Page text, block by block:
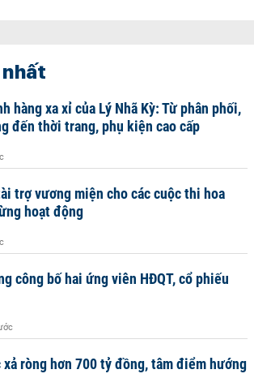
hàng xa xỉ của Lý Nhã Kỳ: Từ phân phối,
đến thời trang, phụ kiện cao cấp
trợ vương miện cho các cuộc thi hoa
hoạt động
công bố hai ứng viên HĐQT, cổ phiếu
ròng hơn 700 tỷ đồng, tâm điểm hướng